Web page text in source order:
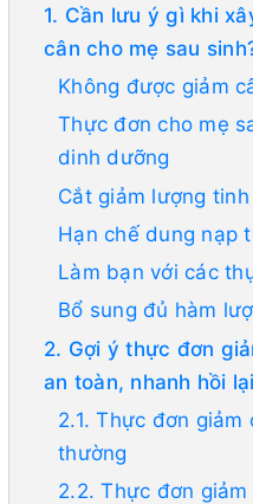
1. Cần lưu ý gì khi
cân cho mẹ sau
Không được giảm
Thực đơn cho mẹ
dinh dưỡng
Cắt giảm lượng
Hạn chế dung nạp
Làm bạn với các
Bổ sung đủ hàm
2. Gợi ý thực đơn
an toàn, nhanh hồi
2.1. Thực đơn giảm
thường
2.2. Thực đơn